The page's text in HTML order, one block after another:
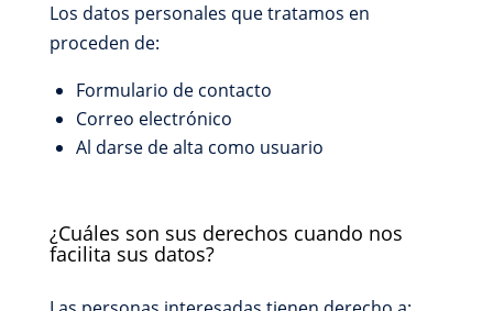
Los datos personales que tratamos en
proceden de:
Formulario de contacto
Correo electrónico
Al darse de alta como usuario
¿Cuáles son sus derechos cuando nos
facilita sus datos?